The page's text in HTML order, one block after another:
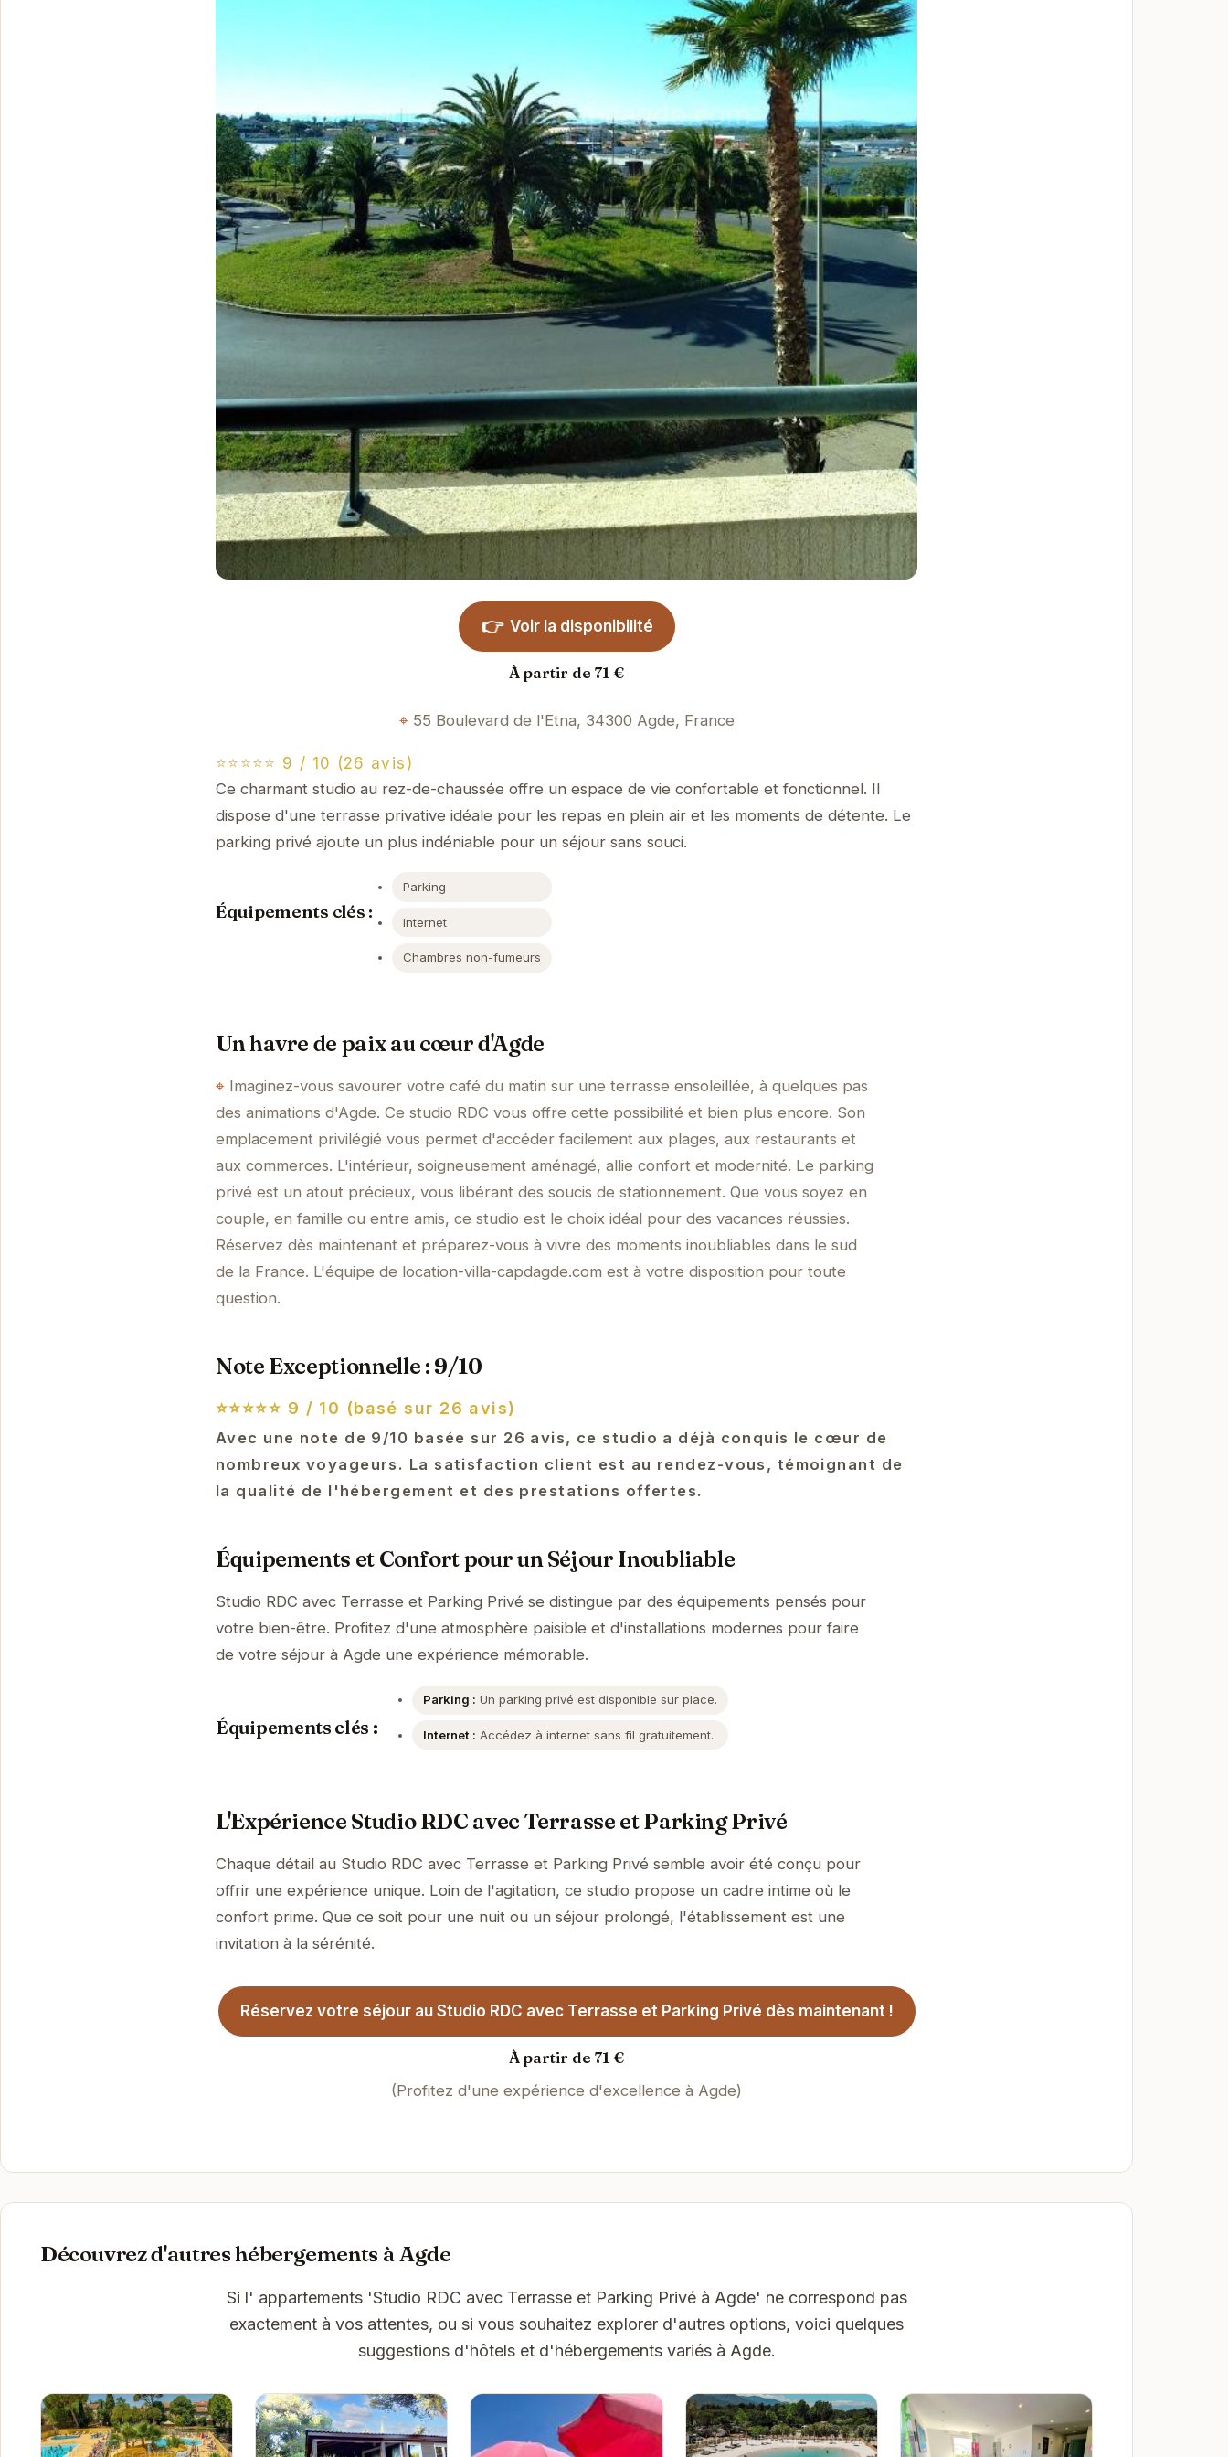
👉 Voir la disponibilité
À partir de 71 €
55 Boulevard de l'Etna, 34300 Agde, France
⭐⭐⭐⭐⭐ 9 / 10 (26 avis)
Ce charmant studio au rez-de-chaussée offre un espace de vie confortable et fonctionnel. Il
dispose d'une terrasse privative idéale pour les repas en plein air et les moments de détente. Le
parking privé ajoute un plus indéniable pour un séjour sans souci.
Équipements clés :
Parking
Internet
Chambres non-fumeurs
Un havre de paix au cœur d'Agde
Imaginez-vous savourer votre café du matin sur une terrasse ensoleillée, à quelques pas
des animations d'Agde. Ce studio RDC vous offre cette possibilité et bien plus encore. Son
emplacement privilégié vous permet d'accéder facilement aux plages, aux restaurants et
aux commerces. L'intérieur, soigneusement aménagé, allie confort et modernité. Le parking
privé est un atout précieux, vous libérant des soucis de stationnement. Que vous soyez en
couple, en famille ou entre amis, ce studio est le choix idéal pour des vacances réussies.
Réservez dès maintenant et préparez-vous à vivre des moments inoubliables dans le sud
de la France. L'équipe de location-villa-capdagde.com est à votre disposition pour toute
question.
Note Exceptionnelle : 9/10
⭐⭐⭐⭐⭐ 9 / 10 (basé sur 26 avis)
Avec une note de 9/10 basée sur 26 avis, ce studio a déjà conquis le cœur de
nombreux voyageurs. La satisfaction client est au rendez-vous, témoignant de
la qualité de l'hébergement et des prestations offertes.
Équipements et Confort pour un Séjour Inoubliable
Studio RDC avec Terrasse et Parking Privé se distingue par des équipements pensés pour
votre bien-être. Profitez d'une atmosphère paisible et d'installations modernes pour faire
de votre séjour à Agde une expérience mémorable.
Équipements clés :
Parking : Un parking privé est disponible sur place.
Internet : Accédez à internet sans fil gratuitement.
L'Expérience Studio RDC avec Terrasse et Parking Privé
Chaque détail au Studio RDC avec Terrasse et Parking Privé semble avoir été conçu pour
offrir une expérience unique. Loin de l'agitation, ce studio propose un cadre intime où le
confort prime. Que ce soit pour une nuit ou un séjour prolongé, l'établissement est une
invitation à la sérénité.
Réservez votre séjour au Studio RDC avec Terrasse et Parking Privé dès maintenant !
À partir de 71 €
(Profitez d'une expérience d'excellence à Agde)
Découvrez d'autres hébergements à Agde
Si l' appartements 'Studio RDC avec Terrasse et Parking Privé à Agde' ne correspond pas
exactement à vos attentes, ou si vous souhaitez explorer d'autres options, voici quelques
suggestions d'hôtels et d'hébergements variés à Agde.